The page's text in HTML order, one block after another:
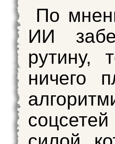
По
ИИ
рутину,
ничего